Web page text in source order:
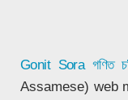
Gonit Sora গণিত
Assamese) web